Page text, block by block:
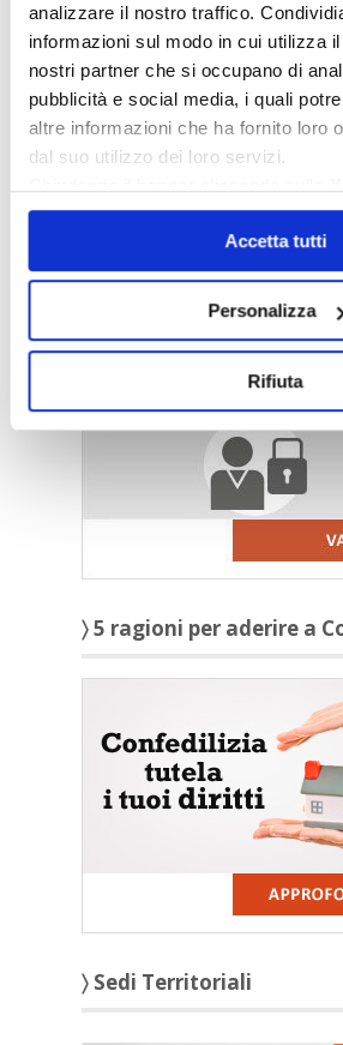
analizzare il nostro traffico.
informazioni sul modo in cui utilizza
nostri partner che si occupano di
pubblicità e social media, i quali
altre informazioni che ha fornito loro
dal suo utilizzo dei loro servizi.
solo i cookie necessari.
Accetta tutti
Personalizza
Rifiuta
»Ultimi aggiornamenti
Rassegna stampa
» Confedilizia
»Notizie dal mondo immobiliare
»Archivio
〉 Area riservata
〉 5 ragioni per aderire a
〉 Sedi Territoriali